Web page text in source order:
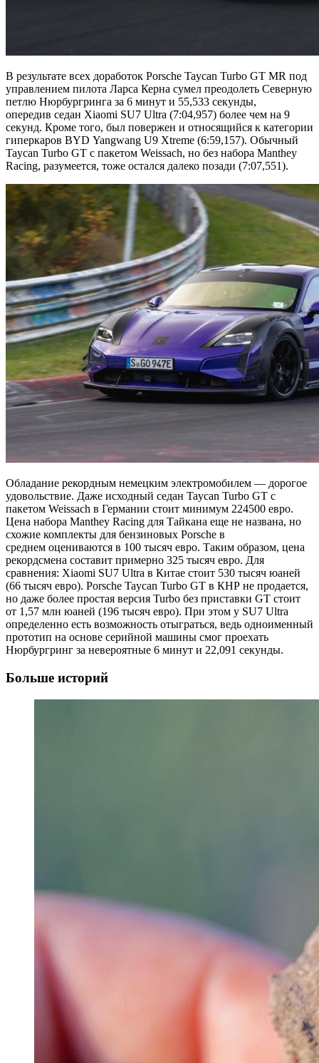
В результате всех доработок Porsche Taycan Turbo GT MR под
управлением пилота Ларса Керна сумел преодолеть Северную
петлю Нюрбургринга за 6 минут и 55,533 секунды,
опередив седан Xiaomi SU7 Ultra (7:04,957) более чем на 9
секунд. Кроме того, был повержен и относящийся к категории
гиперкаров BYD Yangwang U9 Xtreme (6:59,157). Обычный
Taycan Turbo GT с пакетом Weissach, но без набора Manthey
Racing, разумеется, тоже остался далеко позади (7:07,551).
Обладание рекордным немецким электромобилем — дорогое
удовольствие. Даже исходный седан Taycan Turbo GT с
пакетом Weissach в Германии стоит минимум 224500 евро.
Цена набора Manthey Racing для Тайкана еще не названа, но
схожие комплекты для бензиновых Porsche в
среднем оцениваются в 100 тысяч евро. Таким образом, цена
рекордсмена составит примерно 325 тысяч евро. Для
сравнения: Xiaomi SU7 Ultra в Китае стоит 530 тысяч юаней
(66 тысяч евро). Porsche Taycan Turbo GT в КНР не продается,
но даже более простая версия Turbo без приставки GT стоит
от 1,57 млн юаней (196 тысяч евро). При этом у SU7 Ultra
определенно есть возможность отыграться, ведь одноименный
прототип на основе серийной машины смог проехать
Нюрбургринг за невероятные 6 минут и 22,091 секунды.
Больше историй